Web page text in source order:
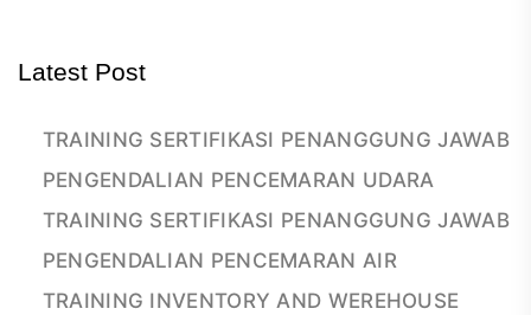
Latest Post
TRAINING SERTIFIKASI PENANGGUNG JAWAB
PENGENDALIAN PENCEMARAN UDARA
TRAINING SERTIFIKASI PENANGGUNG JAWAB
PENGENDALIAN PENCEMARAN AIR
TRAINING INVENTORY AND WEREHOUSE